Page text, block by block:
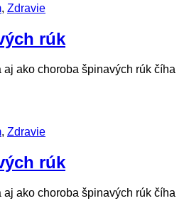
, Zdravie
rúk
aj ako choroba špinavých rúk číha
, Zdravie
rúk
aj ako choroba špinavých rúk číha